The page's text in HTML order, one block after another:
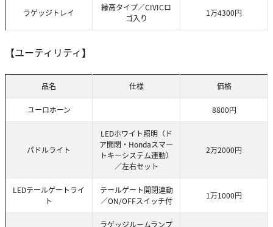
ラゲッジトレイ
縁高タイプ／CIVICロ
ゴ入り
1万4300円
【ユーティリティ】
品名 仕様 価格
ユーロホーン 8800円
パドルライト
LEDホワイト照明（ド
ア開閉・Hondaスマー
トキーシステム連動）
／左右セット
2万2000円
LEDテールゲートライ
ト
テールゲート開閉連動
／ON/OFFスイッチ付
1万1000円
ラゲッジルームランプ